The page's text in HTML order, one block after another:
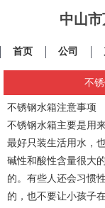
中山
首页 公司
不
不锈钢水箱注意事项
不锈钢水箱主要是用
最好只装生活用水，
碱性和酸性含量很大
的。有些人还会习惯
的，也不要让小孩子